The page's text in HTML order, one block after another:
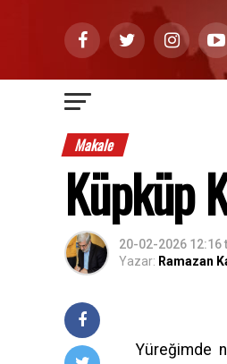
Makale
Küpküp
20-02-2026 12:16
Yazar: Ramazan
Yüreğimde